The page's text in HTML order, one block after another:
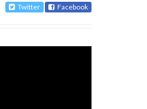
Twitter Facebook